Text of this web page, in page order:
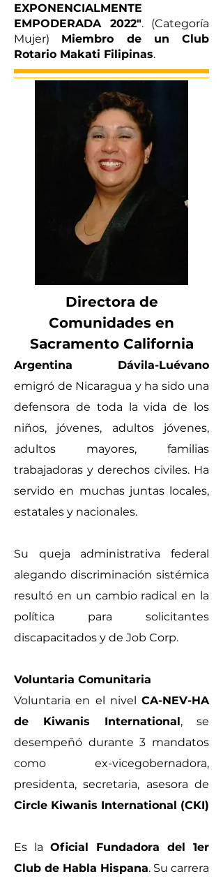
EXPONENCIALMENTE
EMPODERADA 2022". (Categoría
Mujer) Miembro de un Club
Rotario Makati Filipinas.
Directora de
Comunidades en
Sacramento California
Argentina Dávila-Luévano
emigró de Nicaragua y ha sido una
defensora de toda la vida de los
niños, jóvenes, adultos jóvenes,
adultos mayores, familias
trabajadoras y derechos civiles. Ha
servido en muchas juntas locales,
estatales y nacionales.
Su queja administrativa federal
alegando discriminación sistémica
resultó en un cambio radical en la
política para solicitantes
discapacitados y de Job Corp.
Voluntaria Comunitaria
Voluntaria en el nivel CA-NEV-HA
de Kiwanis International, se
desempeñó durante 3 mandatos
como ex-vicegobernadora,
presidenta, secretaria, asesora de
Circle Kiwanis International (CKI)
Es la Oficial Fundadora del 1er
Club de Habla Hispana. Su carrera